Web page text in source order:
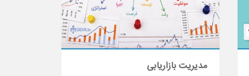
مدیریت بازاریابی